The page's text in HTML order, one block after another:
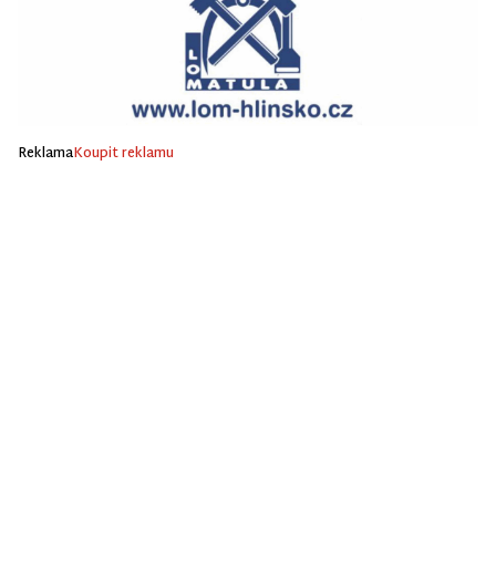
ReklamaKoupit reklamu